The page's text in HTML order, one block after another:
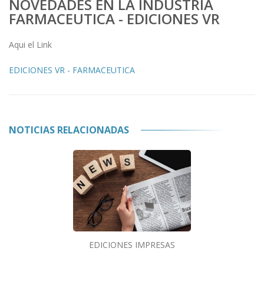
NOVEDADES EN LA INDUSTRIA
FARMACEUTICA - EDICIONES VR
Aqui el Link
EDICIONES VR - FARMACEUTICA
NOTICIAS RELACIONADAS
EDICIONES IMPRESAS